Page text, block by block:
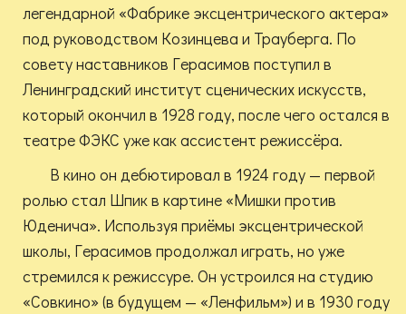
легендарной «Фабрике эксцентрического актера»
под руководством Козинцева и Трауберга. По
совету наставников Герасимов поступил в
Ленинградский институт сценических искусств,
который окончил в 1928 году, после чего остался в
театре ФЭКС уже как ассистент режиссёра.
В кино он дебютировал в 1924 году — первой
ролью стал Шпик в картине «Мишки против
Юденича». Используя приёмы эксцентрической
школы, Герасимов продолжал играть, но уже
стремился к режиссуре. Он устроился на студию
«Совкино» (в будущем — «Ленфильм») и в 1930 году